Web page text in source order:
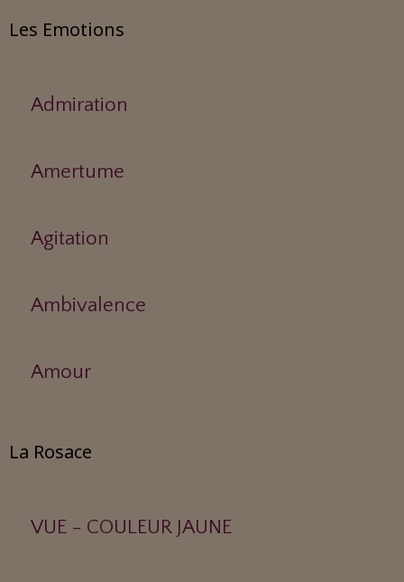
Les Emotions
Admiration
Amertume
Agitation
Ambivalence
Amour
La Rosace
VUE - COULEUR JAUNE